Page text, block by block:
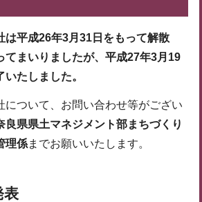
は平成26年3月31日をもって解散
てまいりましたが、平成27年3月19
たしました。
について、お問い合わせ等がござい
良県県土マネジメント部まちづくり
理係までお願いいたします。
表